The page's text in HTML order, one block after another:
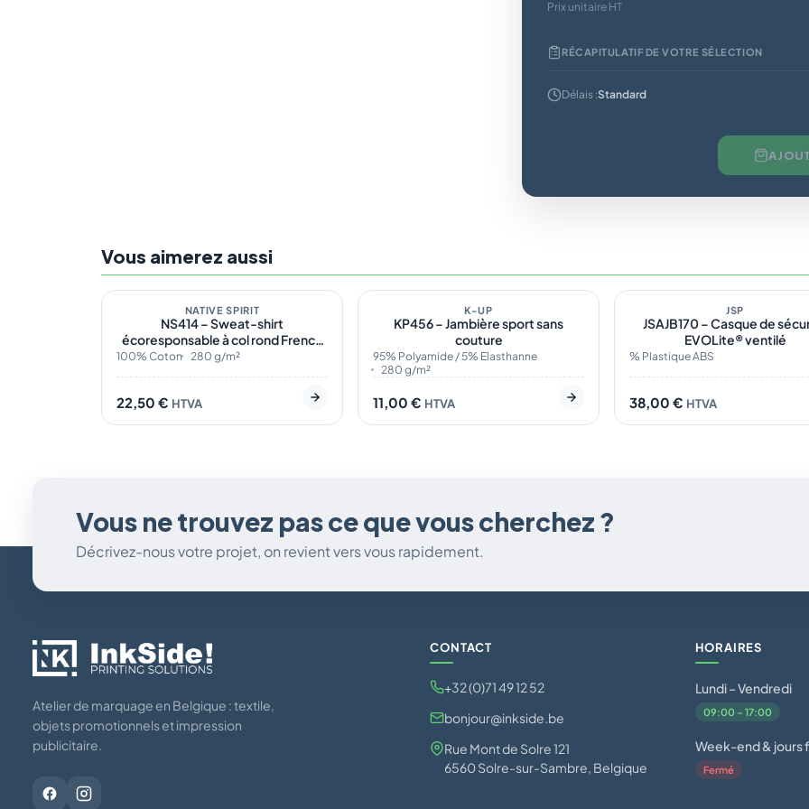
Prix unitaire HT
RÉCAPITULATIF DE VOTRE SÉLECTION
Délais :Standard
Vous aimerez aussi
6
En stock
NATIVE SPIRIT
NS414 – Sweat-shirt
écoresponsable à col rond French
Terry unisexe
100% Coton 280 g/m²
22,50 € HTVA
1
Sur demande
K-UP
KP456 – Jambière sport sans
couture
95% Polyamide / 5% Elasthanne
280 g/m²
11,00 € HTVA
En stock
JSP
JSAJB170 – Casque de
EVOLite® ventilé
% Plastique ABS
38,00 € HTVA
Vous ne trouvez pas ce que vous cherchez ?
Décrivez-nous votre projet, on revient vers vous rapidement.
Atelier de marquage en Belgique : textile,
objets promotionnels et impression
publicitaire.
CONTACT
+32 (0)71 49 12 52
bonjour@inkside.be
Rue Mont de Solre 121
6560 Solre-sur-Sambre, Belgique
HORAIRES
Lundi – Vendredi
09:00 – 17:00
Week-end & jours
Fermé